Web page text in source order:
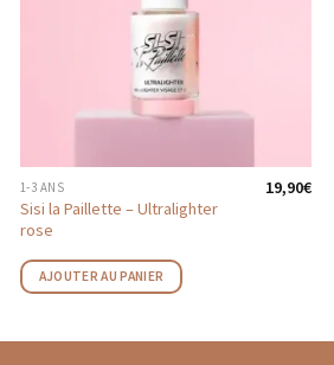
1-3 ANS
Sisi la Paillette – Ultralighter
rose
19,90€
AJOUTER AU PANIER